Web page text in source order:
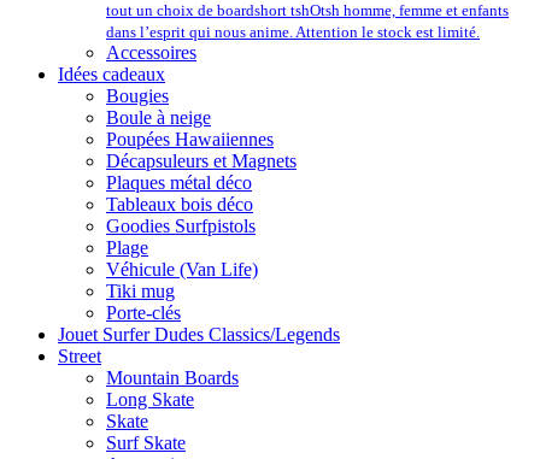
tout un choix de boardshort tshOtsh homme, femme et enfants
dans l’esprit qui nous anime. Attention le stock est limité.
Accessoires
Idées cadeaux
Bougies
Boule à neige
Poupées Hawaiiennes
Décapsuleurs et Magnets
Plaques métal déco
Tableaux bois déco
Goodies Surfpistols
Plage
Véhicule (Van Life)
Tiki mug
Porte-clés
Jouet Surfer Dudes Classics/Legends
Street
Mountain Boards
Long Skate
Skate
Surf Skate